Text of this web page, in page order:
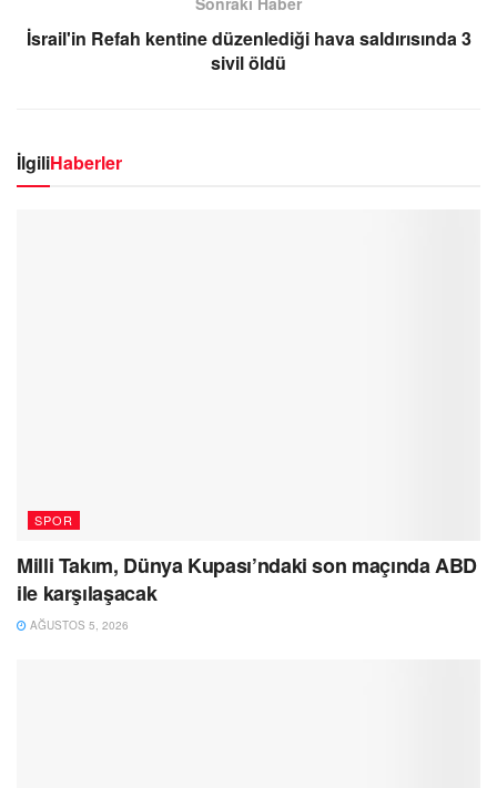
İsrail'in Refah kentine düzenlediği hava saldırısında 3
sivil öldü
İlgiliHaberler
SPOR
Milli Takım, Dünya Kupası’ndaki son maçında ABD
ile karşılaşacak
AĞUSTOS 5, 2026